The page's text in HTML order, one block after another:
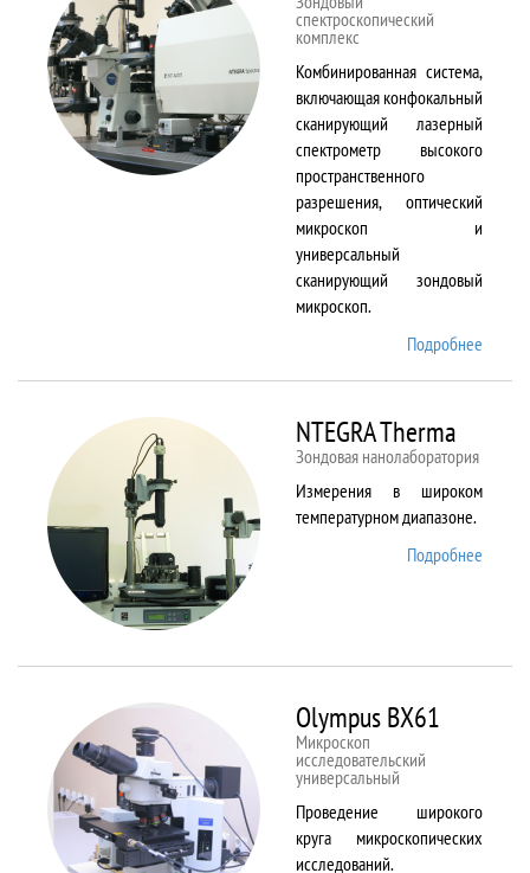
спектроскопический
комплекс
Комбинированная система,
включающая конфокальный
сканирующий лазерный
спектрометр высокого
пространственного
разрешения, оптический
микроскоп и
универсальный
сканирующий зондовый
микроскоп.
Подробнее
NTEGRA Therma
Зондовая нанолаборатория
Измерения в широком
температурном диапазоне.
Подробнее
Olympus BX61
Микроскоп
исследовательский
универсальный
Проведение широкого
круга микроскопических
исследований.